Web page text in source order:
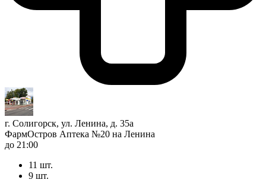
г. Солигорск, ул. Ленина, д. 35а
ФармОстров Аптека №20 на Ленина
до 21:00
11 шт.
9 шт.